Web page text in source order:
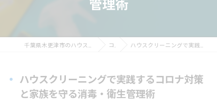
コラム ハウスクリーニングで実践するコロナ対策と家族を守る消毒・衛生管理術
ハウスクリーニングで実践するコロナ対策
と家族を守る消毒・衛生管理術